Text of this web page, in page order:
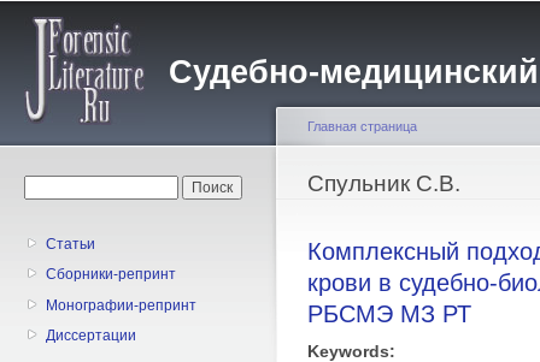
Судебно-
Статьи
Сборники-репринт
Монографии-репринт
Диссертации
Вы здесь
Главная страница
Спульник С.В.
Комплексный
крови в судебно-
РБСМЭ МЗ РТ
Keywords: